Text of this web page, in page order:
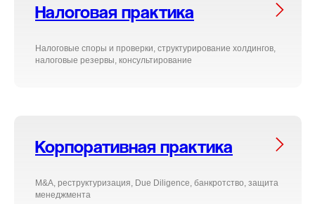
Налоговая практика
Налоговые споры и проверки, структурирование холдингов,
налоговые резервы, консультирование
Корпоративная практика
М&A, реструктуризация, Due Diligence, банкротство, защита
менеджмента